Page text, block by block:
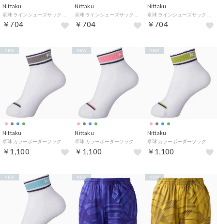
Nittaku
￥704
Nittaku
￥704
Nittaku
￥704
Nittaku
￥1,100
NEW
Nittaku
￥1,100
NEW
Nittaku
￥1,100
NEW
NEW NEW NEW